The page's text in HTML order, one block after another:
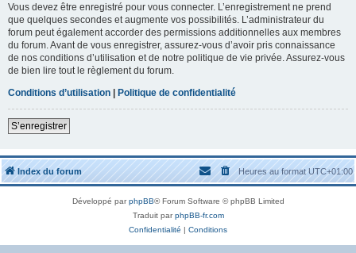
Vous devez être enregistré pour vous connecter. L’enregistrement ne prend
que quelques secondes et augmente vos possibilités. L’administrateur du
forum peut également accorder des permissions additionnelles aux membres
du forum. Avant de vous enregistrer, assurez-vous d’avoir pris connaissance
de nos conditions d’utilisation et de notre politique de vie privée. Assurez-vous
de bien lire tout le règlement du forum.
Conditions d’utilisation | Politique de confidentialité
S’enregistrer
Index du forum Heures au formatUTC+01:00
Développé parphpBB® Forum Software © phpBB Limited
Traduit parphpBB-fr.com
Confidentialité | Conditions